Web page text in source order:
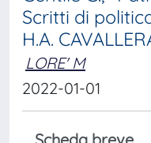
Scritti di
H.A.
LORE' M
2022-01-01